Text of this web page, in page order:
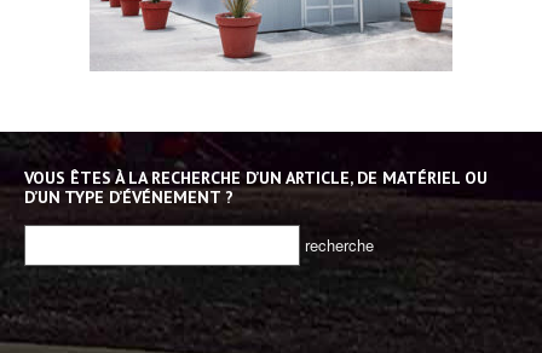
VOUS ÊTES À LA RECHERCHE D’UN ARTICLE, DE MATÉRIEL OU
D’UN TYPE D’ÉVÉNEMENT ?